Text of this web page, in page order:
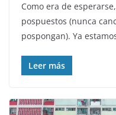
Como era de
pospuestos (nunca
pospongan). Ya
Leer más